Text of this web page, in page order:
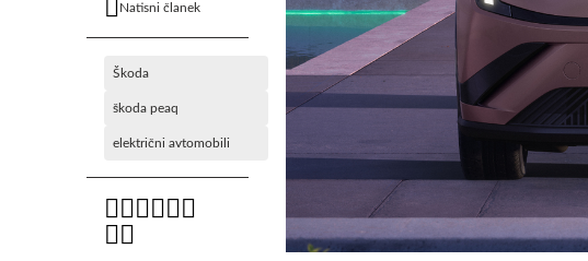
Natisni članek
Škoda
škoda peaq
električni avtomobili